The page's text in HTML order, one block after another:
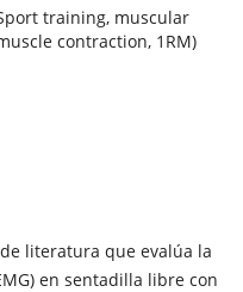
training, muscular
contraction, 1RM)
literatura que evalúa la
en sentadilla libre con